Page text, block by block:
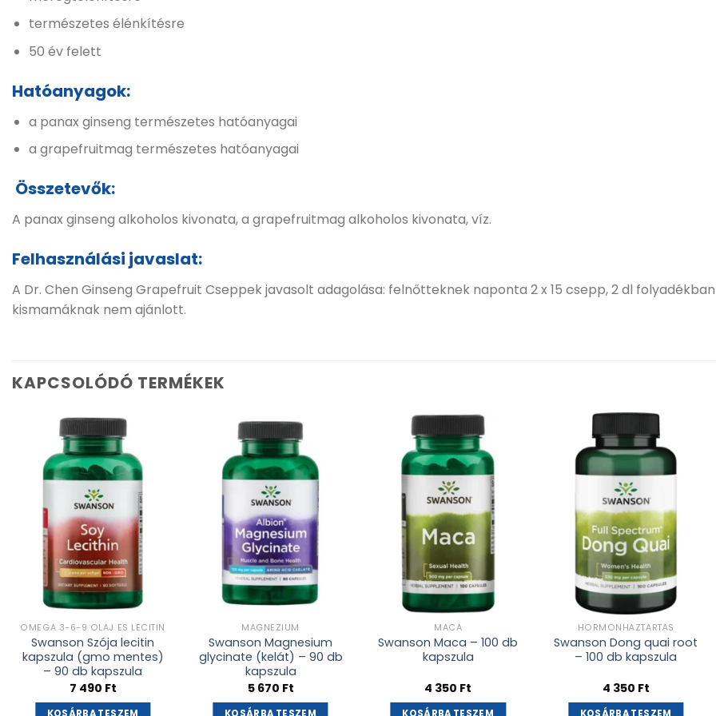
természetes élénkítésre
50 év felett
Hatóanyagok:
a panax ginseng természetes hatóanyagai
a grapefruitmag természetes hatóanyagai
Összetevők:
A panax ginseng alkoholos kivonata, a grapefruitmag alkoholos kivonata, víz.
Felhasználási javaslat:
A Dr. Chen Ginseng Grapefruit Cseppek javasolt adagolása: felnőtteknek naponta 2 x 15 csepp, 2 dl
kismamáknak nem ajánlott.
KAPCSOLÓDÓ TERMÉKEK
Kívánságlistához
adás
OMEGA 3-6-9 OLAJ ÉS LECITIN
Swanson Szója lecitin
kapszula (gmo mentes)
– 90 db kapszula
7 490 Ft
Kívánságlistához
adás
MAGNÉZIUM
Swanson Magnesium
glycinate (kelát) – 90 db
kapszula
5 670 Ft
Kívánságlistához
adás
MACA
Swanson Maca – 100 db
kapszula
4 350 Ft
Kívánságlistához
HORMONHÁZTARTÁS
Swanson Dong quai root
– 100 db kapszula
4 350 Ft